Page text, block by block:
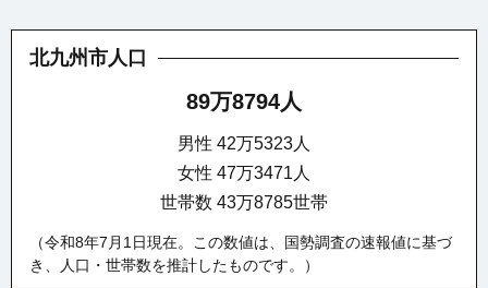
北九州市人口
89万8794人
男性 42万5323人
女性 47万3471人
世帯数 43万8785世帯
（令和8年7月1日現在。この数値は、国勢調査の速報値に基づ
き、人口・世帯数を推計したものです。）